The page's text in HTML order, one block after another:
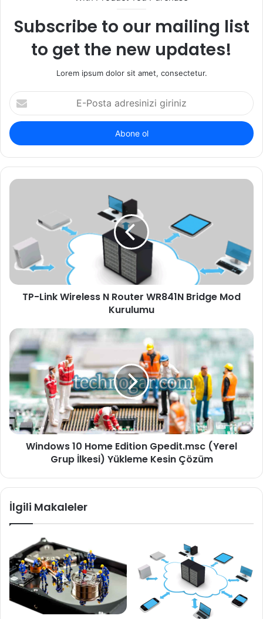
Subscribe to our mailing list
to get the new updates!
Lorem ipsum dolor sit amet, consectetur.
E-
Posta
adresinizi
giriniz
TP-Link Wireless N Router WR841N Bridge Mod
Kurulumu
Windows 10 Home Edition Gpedit.msc (Yerel
Grup İlkesi) Yükleme Kesin Çözüm
İlgili Makaleler